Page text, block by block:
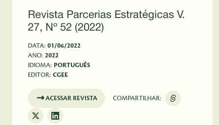
Revista Parcerias Estratégicas V.
27, Nº 52 (2022)
DATA: 01/06/2022
ANO: 2022
IDIOMA: PORTUGUÊS
EDITOR: CGEE
ACESSAR REVISTA COMPARTILHAR: